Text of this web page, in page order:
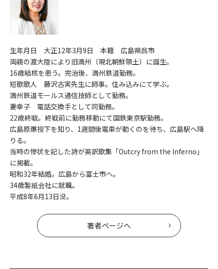
生年月日 大正12年3月9日 本籍 広島県呉市
両親の渡大陸により旧満州（現北朝鮮領土）に誕生。
16歳結核を患う。完治後、満州鉄道勤務。
短歌歌人 藤沢古実先生に師事。住み込みにて学ぶ。
満州鉄道モールス通信技師として勤務。
妻幸子 電話交換手として同勤務。
22歳終戦。終戦前に勤務移動にて国鉄東京駅勤務。
広島原爆投下を知り、1週間後電車が動くのを待ち、広島駅へ降
りる。
当時の惨状を記した詩が英訳歌集「Outcry from the Inferno」
に掲載。
昭和32年結婚。広島から富士市へ。
34歳製紙会社に就職。
平成8年6月13日没。
著者ページへ